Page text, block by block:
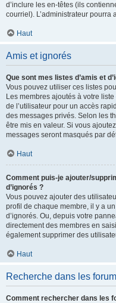
d’inclure les en-têtes (ils
courriel). L’administrateur
Haut
Amis et ignorés
Que sont mes listes d’amis et
Vous pouvez utiliser ces listes
Les membres ajoutés à votre
de l’utilisateur pour un accès
des messages privés. Selon les
être mis en valeur. Si vous
messages seront masqués par
Haut
Comment puis-je ajouter/
d’ignorés ?
Vous pouvez ajouter des
profil de chaque membre, il y a
d’ignorés. Ou, depuis votre
directement des membres en
également supprimer des
Haut
Recherche dans les
Comment rechercher dans les